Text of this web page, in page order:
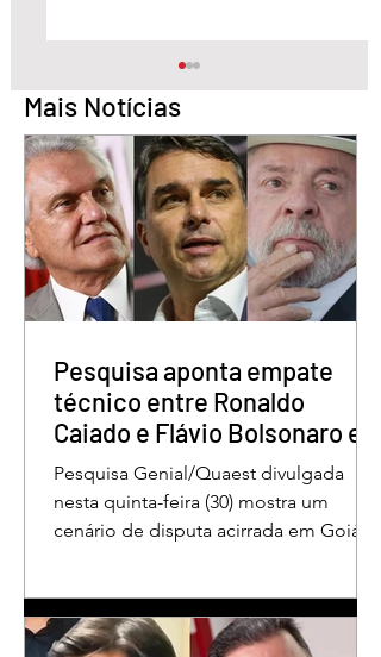
Pesquisa aponta Daniel
Vilela na liderança da
disputa pelo Governo
de Goiás
Mais Notícias
Pesquisa aponta empate
técnico entre Ronaldo
Caiado e Flávio Bolsonaro em
Goiás
Pesquisa Genial/Quaest divulgada
nesta quinta-feira (30) mostra um
cenário de disputa acirrada em Goiás
aparece com 33% das intenções de
voto no primeiro turno, seguido pelo